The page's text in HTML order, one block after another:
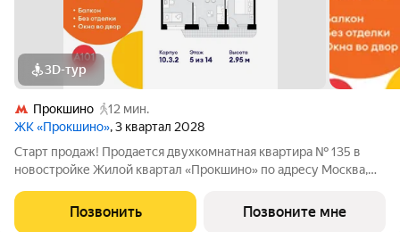
3D-тур
Прокшино
12 мин.
ЖК «Прокшино», 3 квартал 2028
Старт продаж! Продается двухкомнатная квартира № 135 в
новостройке Жилой квартал «Прокшино» по адресу Москва,
Новомосковский административный округ, район Коммунарка,
ЖК Прокшино, 7.1.3. Общая площадь
Позвонить Позвоните мне